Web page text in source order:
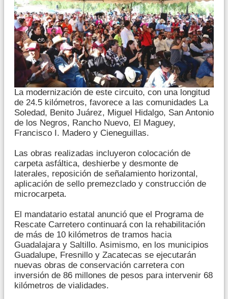
La modernización de este circuito, con una longitud
de 24.5 kilómetros, favorece a las comunidades La
Soledad, Benito Juárez, Miguel Hidalgo, San Antonio
de los Negros, Rancho Nuevo, El Maguey,
Francisco I. Madero y Cieneguillas.
Las obras realizadas incluyeron colocación de
carpeta asfáltica, deshierbe y desmonte de
laterales, reposición de señalamiento horizontal,
aplicación de sello premezclado y construcción de
microcarpeta.
El mandatario estatal anunció que el Programa de
Rescate Carretero continuará con la rehabilitación
de más de 10 kilómetros de tramos hacia
Guadalajara y Saltillo. Asimismo, en los municipios
Guadalupe, Fresnillo y Zacatecas se ejecutarán
nuevas obras de conservación carretera con
inversión de 86 millones de pesos para intervenir 68
kilómetros de vialidades.